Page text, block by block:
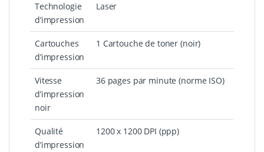
Technologie
d’impression
Laser
Cartouches
d’impression
1 Cartouche de toner (noir)
Vitesse
d’impression
noir
36 pages par minute (norme ISO)
Qualité
d’impression
1200 x 1200 DPI (ppp)